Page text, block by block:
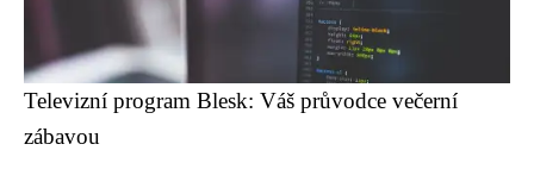
Televizní program Blesk: Váš průvodce večerní
zábavou